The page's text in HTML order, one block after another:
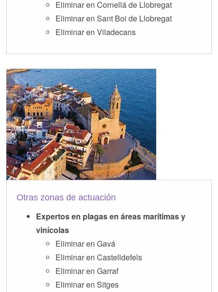
Eliminar en Cornellá de Llobregat
Eliminar en Sant Boi de Llobregat
Eliminar en Viladecans
Otras zonas de actuación
Expertos en plagas en áreas marítimas y
vinícolas
Eliminar en Gavá
Eliminar en Castelldefels
Eliminar en Garraf
Eliminar en Sitges